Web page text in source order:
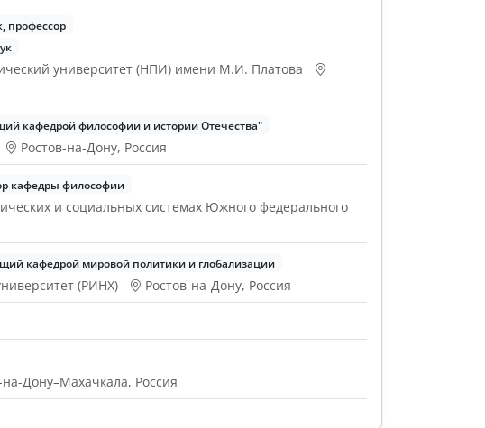
профессор
университет (НПИ) имени М.И. Платова
кафедрой философии и истории Отечества"
Ростов-на-Дону, Россия
кафедры философии
и социальных системах Южного федерального
кафедрой мировой политики и глобализации
(РИНХ) Ростов-на-Дону, Россия
на-Дону–Махачкала, Россия